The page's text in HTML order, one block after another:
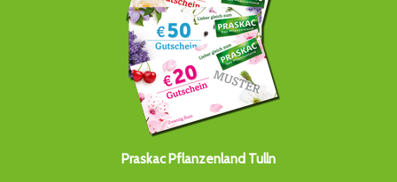
Praskac Pflanzenland Tulln